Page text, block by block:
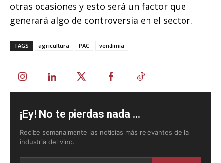
otras ocasiones y esto será un factor que
generará algo de controversia en el sector.
TAGS agricultura PAC vendimia
¡Ey! No te pierdas nada ...
Recibe semanalmente las noticias más relevantes de la
industria del vino.